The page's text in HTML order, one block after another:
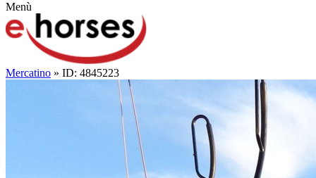
Menù
Mercatino » ID: 4845223